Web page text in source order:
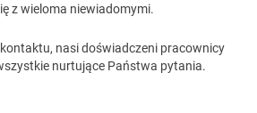
z wieloma niewiadomymi.
nasi doświadczeni pracownicy
nurtujące Państwa pytania.